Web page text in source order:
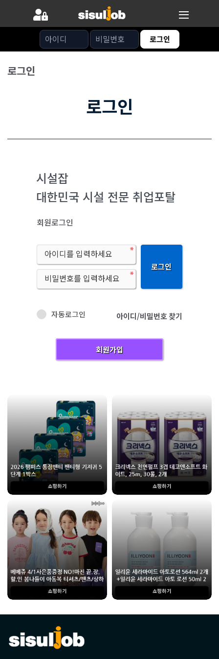
아이디 비밀번호 로그인
로그인
로그인
시설잡
대한민국 시설 전문 취업포탈
회원로그인
로그인
자동로그인 아이디/비밀번호 찾기
회원가입